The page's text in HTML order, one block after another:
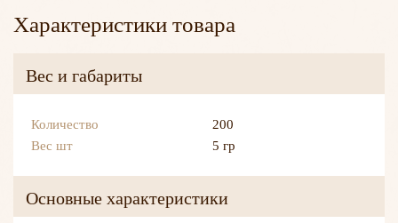
Характеристики товара
Вес и габариты
Количество
200
Вес шт
5 гр
Основные характеристики